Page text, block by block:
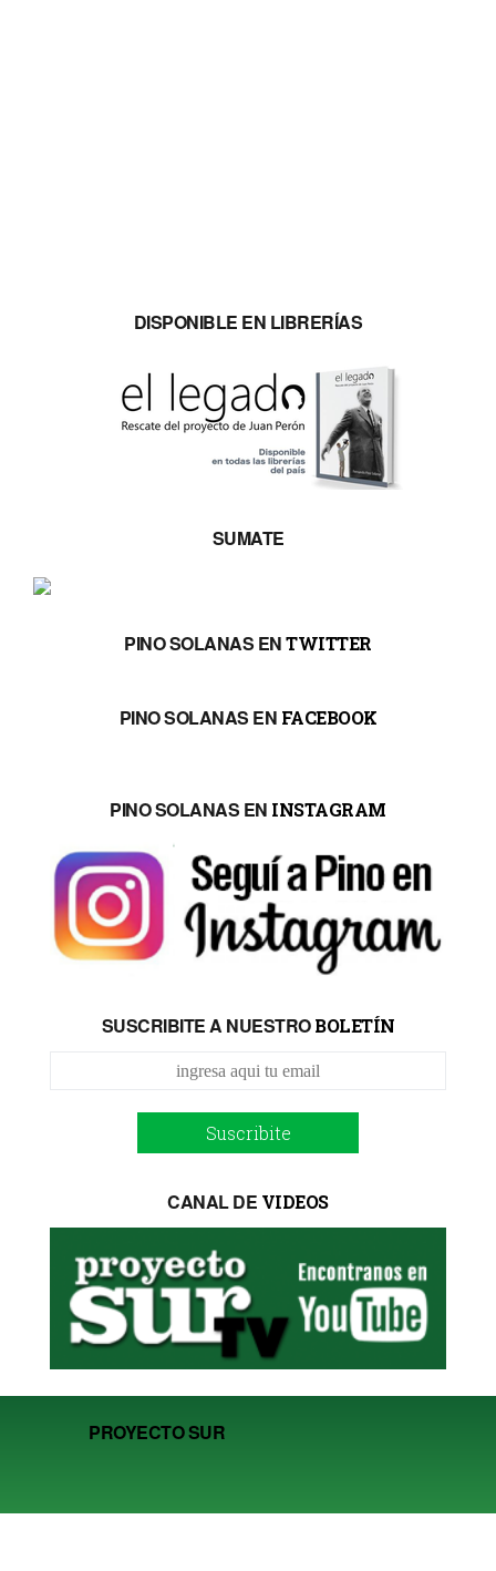
DISPONIBLE EN LIBRERÍAS
SUMATE
PINO SOLANAS ENTWITTER
PINO SOLANAS EN FACEBOOK
PINO SOLANAS EN INSTAGRAM
SUSCRIBITE A NUESTROBOLETÍN
Suscribite
CANAL DE VIDEOS
PROYECTO SUR